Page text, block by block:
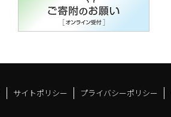
サイトポリシー プライバシーポリシー